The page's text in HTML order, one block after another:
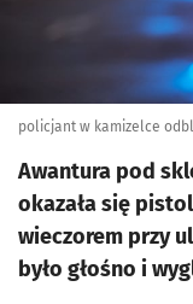
policjant w kamizelce
Awantura pod
okazała się
wieczorem przy
było głośno i